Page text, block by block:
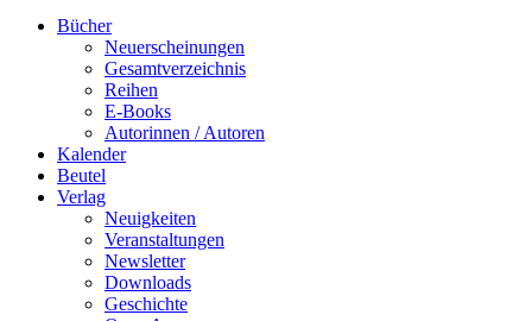
Bücher
Neuerscheinungen
Gesamtverzeichnis
Reihen
E-Books
Autorinnen / Autoren
Kalender
Beutel
Verlag
Neuigkeiten
Veranstaltungen
Newsletter
Downloads
Geschichte